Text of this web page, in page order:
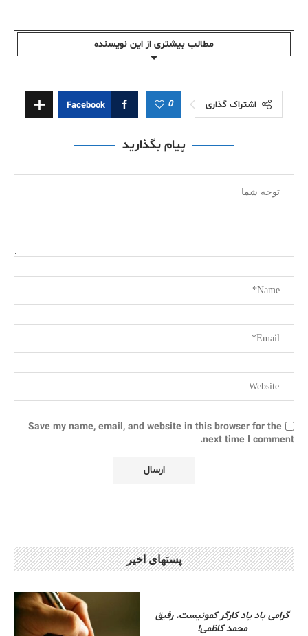
مطالب بیشتری از این نویسندە
اشتراک گذاری 0
Facebook
پیام بگذارید
Save my name, email, and website in this browser for the
next time I comment.
پستهای اخیر
گرامی باد یاد کارگر کمونیست. رفیق
محمد کاظمی!